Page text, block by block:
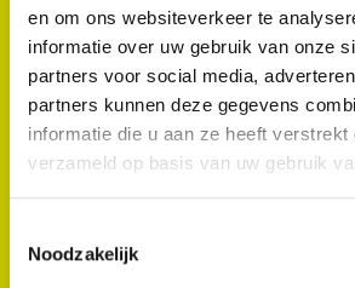
en om ons websiteverkeer te
informatie over uw gebruik van onze
partners voor social media,
partners kunnen deze gegevens
informatie die u aan ze heeft verstrekt
verzameld op basis van uw gebruik
Noodzakelijk
klasse 3, klasse 4 en facings in de
en stop bloedingen van het